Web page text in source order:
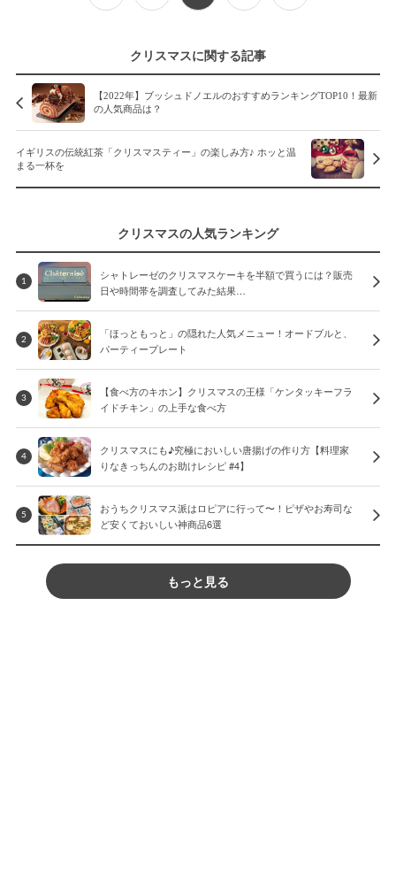
クリスマスに関する記事
【2022年】ブッシュドノエルのおすすめランキングTOP10！最新
の人気商品は？
イギリスの伝統紅茶「クリスマスティー」の楽しみ方♪ ホッと温
まる一杯を
クリスマスの人気ランキング
1
シャトレーゼのクリスマスケーキを半額で買うには？販売
日や時間帯を調査してみた結果…
2
「ほっともっと」の隠れた人気メニュー！オードブルと、
パーティープレート
3
【食べ方のキホン】クリスマスの王様「ケンタッキーフラ
イドチキン」の上手な食べ方
4
クリスマスにも♪究極においしい唐揚げの作り方【料理家
りなきっちんのお助けレシピ #4】
5
おうちクリスマス派はロピアに行って〜！ピザやお寿司な
ど安くておいしい神商品6選
もっと見る